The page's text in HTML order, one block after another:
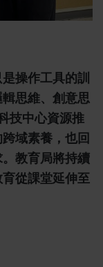
操作工具的訓
思維、創意思
技中心資源推
域素養，也回
教育局將持續
從課堂延伸至